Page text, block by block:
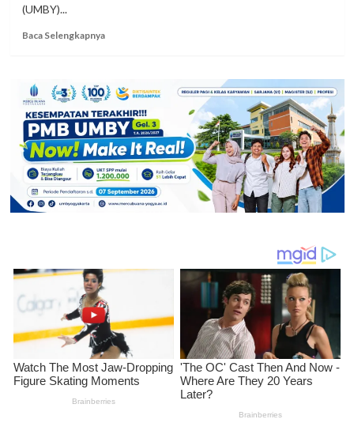
(UMBY)...
Baca SelengkapnyaRead
UMBY
Lakukan
Pelatihan
Diversifikasi
Olahan
Ubi
Ungu